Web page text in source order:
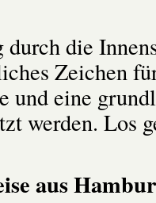
die
Zeichen
und eine
werden. Los
aus